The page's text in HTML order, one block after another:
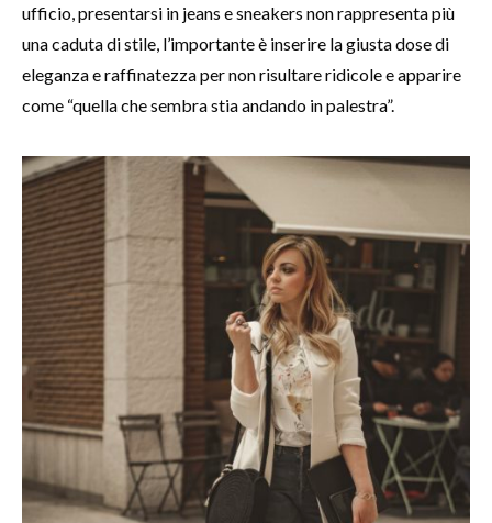
ufficio, presentarsi in jeans e sneakers non rappresenta più
una caduta di stile, l’importante è inserire la giusta dose di
eleganza e raffinatezza per non risultare ridicole e apparire
come “quella che sembra stia andando in palestra”.